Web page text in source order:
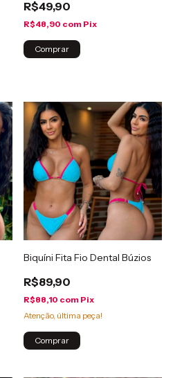
R$49,90
R$48,90 com Pix
Comprar
Biquíni Fita Fio Dental Búzios
R$89,90
R$88,10 com Pix
Atenção, última peça!
Comprar